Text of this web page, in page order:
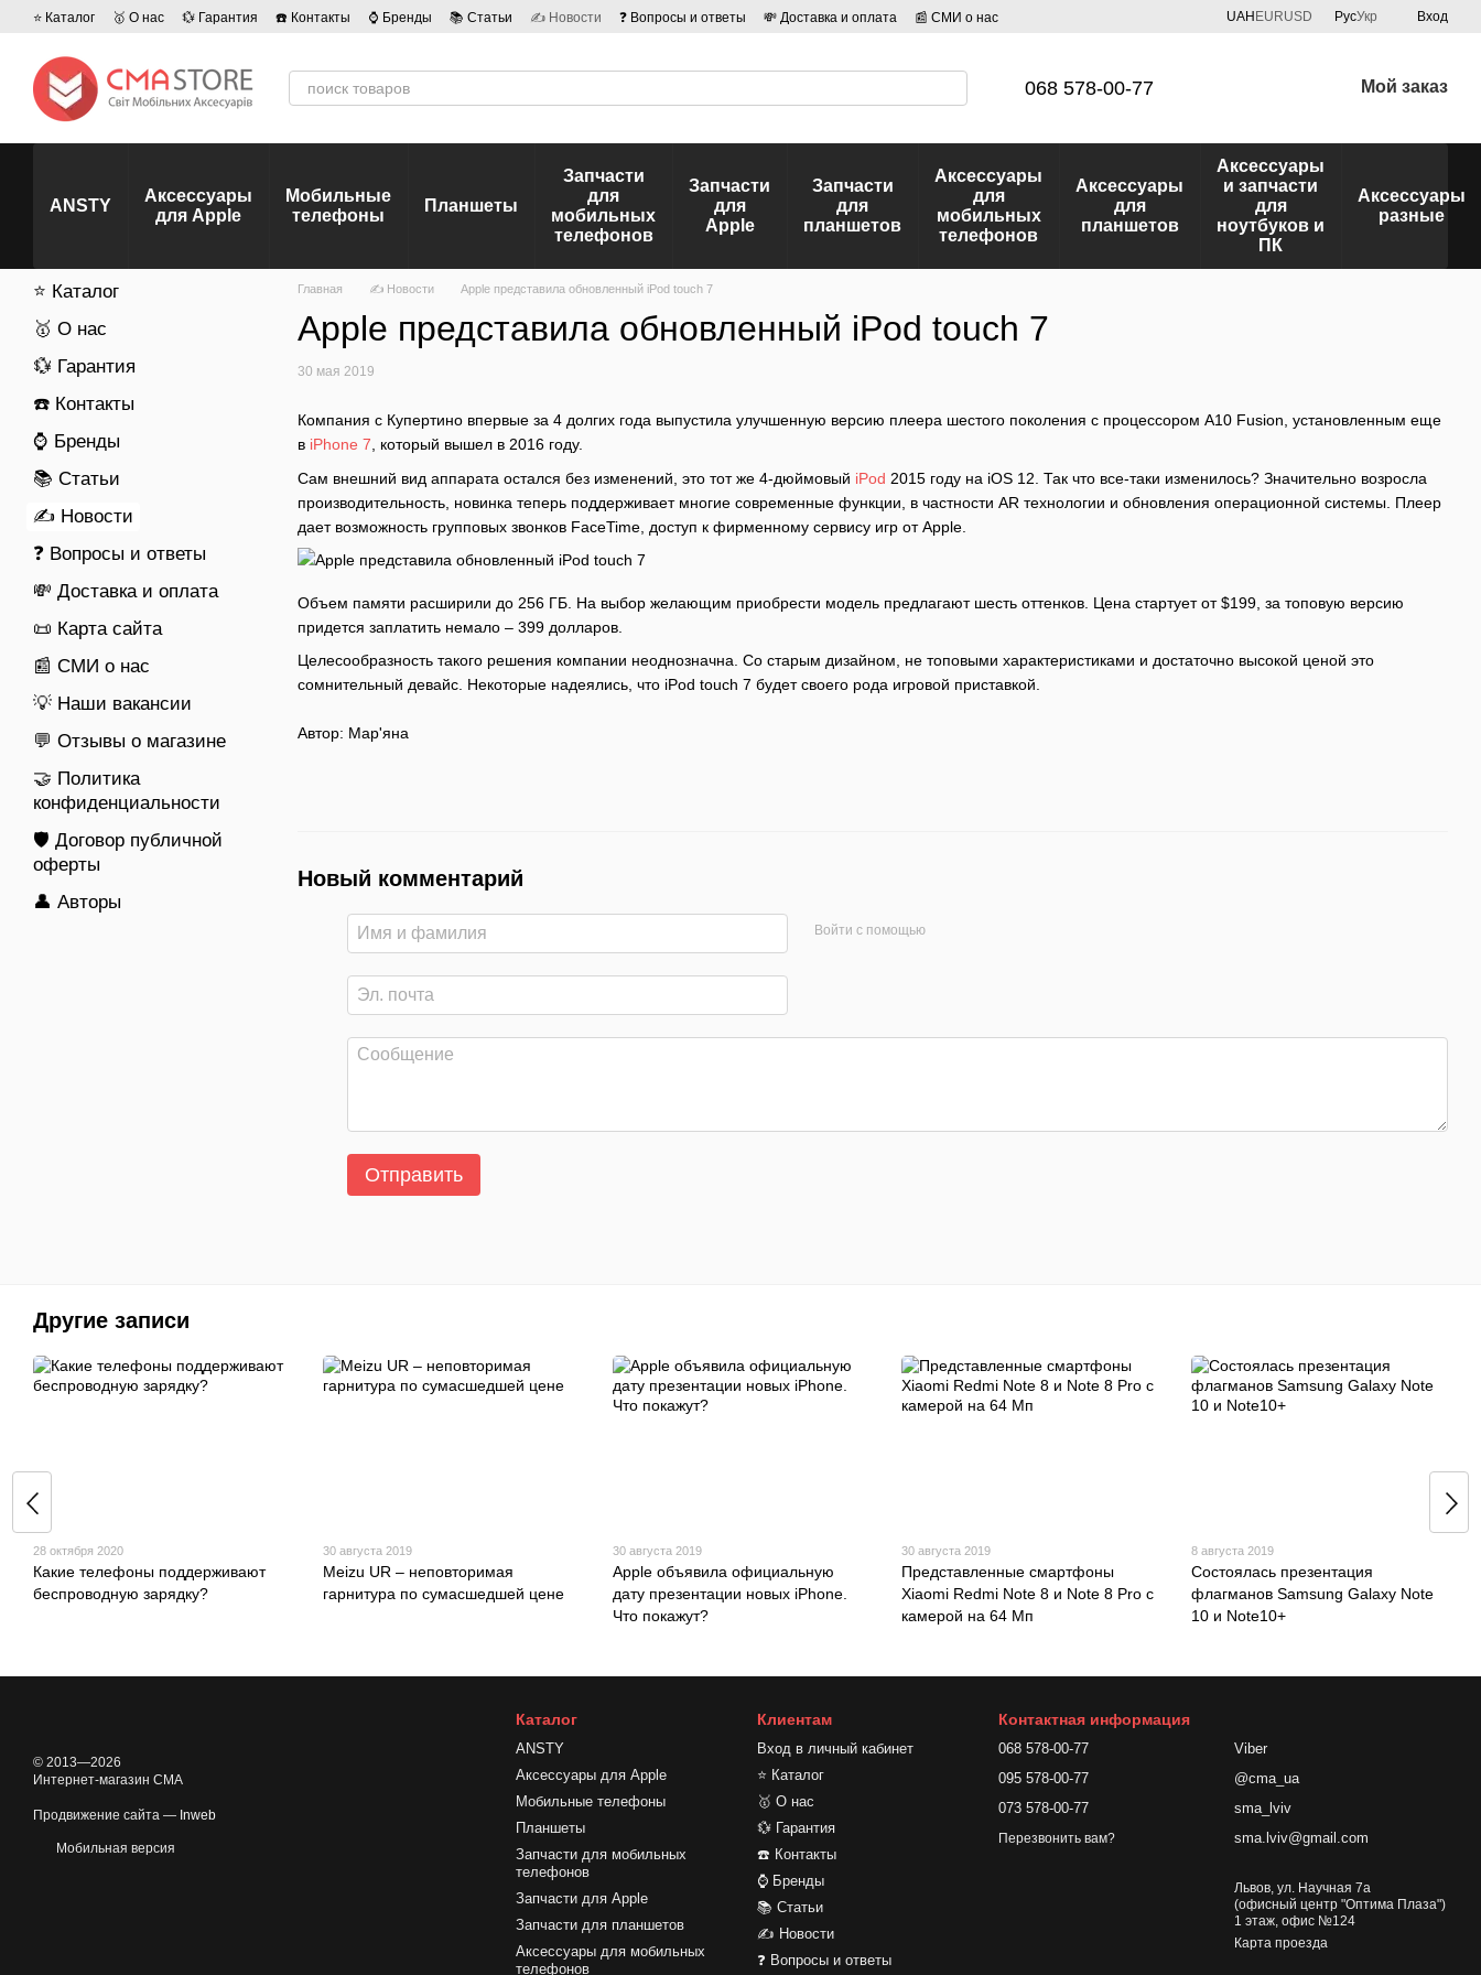
Перейти к основному контенту
⭐ Каталог 🥇 О нас 💱 Гарантия ☎️ Контакты ⌚ Бренды 📚 Статьи ✍ Новости ❓ Вопросы и ответы 💸 Доставка и оплата
📰 СМИ о нас
UAH EURUSD РусУкр Вход
068 578-00-77 Мой заказ
ANSTY
Аксессуары
для Apple
Мобильные
телефоны
Планшеты
Запчасти
для
мобильных
телефонов
Запчасти
для
Apple
Запчасти
для
планшетов
Аксессуары
для
мобильных
телефонов
Аксессуары
для
планшетов
Аксессуары
и запчасти
для
ноутбуков и
ПК
Аксессуары
разные
Главная ✍ Новости Apple представила обновленный iPod touch 7
Apple представила обновленный iPod touch 7
30 мая 2019
Компания с Купертино впервые за 4 долгих года выпустила улучшенную версию плеера шестого поколения с процессором A10 Fusion, установленным еще
в iPhone 7, который вышел в 2016 году.
Сам внешний вид аппарата остался без изменений, это тот же 4-дюймовый iPod 2015 году на iOS 12. Так что все-таки изменилось? Значительно возросла
производительность, новинка теперь поддерживает многие современные функции, в частности AR технологии и обновления операционной системы. Плеер
дает возможность групповых звонков FaceTime, доступ к фирменному сервису игр от Apple.
Объем памяти расширили до 256 ГБ. На выбор желающим приобрести модель предлагают шесть оттенков. Цена стартует от $199, за топовую версию
придется заплатить немало – 399 долларов.
Целесообразность такого решения компании неоднозначна. Со старым дизайном, не топовыми характеристиками и достаточно высокой ценой это
сомнительный девайс. Некоторые надеялись, что iPod touch 7 будет своего рода игровой приставкой.
Автор: Мар'яна
Новый комментарий
Войти с помощью
Отправить
⭐ Каталог
🥇 О нас
💱 Гарантия
☎️ Контакты
⌚ Бренды
📚 Статьи
✍ Новости
❓ Вопросы и ответы
💸 Доставка и оплата
📜 Карта сайта
📰 СМИ о нас
💡 Наши вакансии
💬 Отзывы о магазине
🤝 Политика
конфиденциальности
🛡️ Договор публичной
оферты
👤 Авторы
Другие записи
28 октября 2020
Какие телефоны поддерживают
беспроводную зарядку?
30 августа 2019
Meizu UR – неповторимая
гарнитура по сумасшедшей цене
30 августа 2019
Apple объявила официальную
дату презентации новых iPhone.
Что покажут?
30 августа 2019
Представленные смартфоны
Xiaomi Redmi Note 8 и Note 8 Pro с
камерой на 64 Мп
8 августа 2019
Состоялась презентация
флагманов Samsung Galaxy Note
10 и Note10+
© 2013—2026
Интернет-магазин CMA
Продвижение сайта — Inweb
Мобильная версия
Каталог
ANSTY
Аксессуары для Apple
Мобильные телефоны
Планшеты
Запчасти для мобильных
телефонов
Запчасти для Apple
Запчасти для планшетов
Аксессуары для мобильных
телефонов
Клиентам
Вход в личный кабинет
⭐ Каталог
🥇 О нас
💱 Гарантия
☎️ Контакты
⌚ Бренды
📚 Статьи
✍ Новости
❓ Вопросы и ответы
Контактная информация
068 578-00-77
095 578-00-77
073 578-00-77
Перезвонить вам?
Viber
@cma_ua
sma_lviv
sma.lviv@gmail.com
Львов, ул. Научная 7а
(офисный центр "Оптима Плаза")
1 этаж, офис №124
Карта проезда